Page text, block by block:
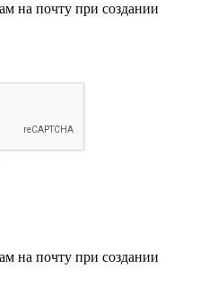
на почту при создании
на почту при создании